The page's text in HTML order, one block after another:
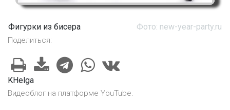
Фигурки из бисера Фото: new-year-party.ru
Поделиться:
KHelga
Видеоблог на платформе YouTube.